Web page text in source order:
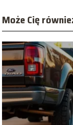
Może Cię